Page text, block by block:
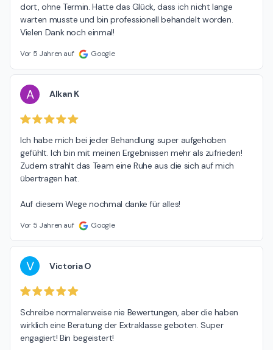
dort, ohne Termin. Hatte das Glück, dass ich nicht lange
warten musste und bin professionell behandelt worden.
Vielen Dank noch einmal!
Vor 5 Jahren auf Google
A Alkan K
Ich habe mich bei jeder Behandlung super aufgehoben
gefühlt. Ich bin mit meinen Ergebnissen mehr als zufrieden!
Zudem strahlt das Team eine Ruhe aus die sich auf mich
übertragen hat.
Auf diesem Wege nochmal danke für alles!
Vor 5 Jahren auf Google
V Victoria O
Schreibe normalerweise nie Bewertungen, aber die haben
wirklich eine Beratung der Extraklasse geboten. Super
engagiert! Bin begeistert!